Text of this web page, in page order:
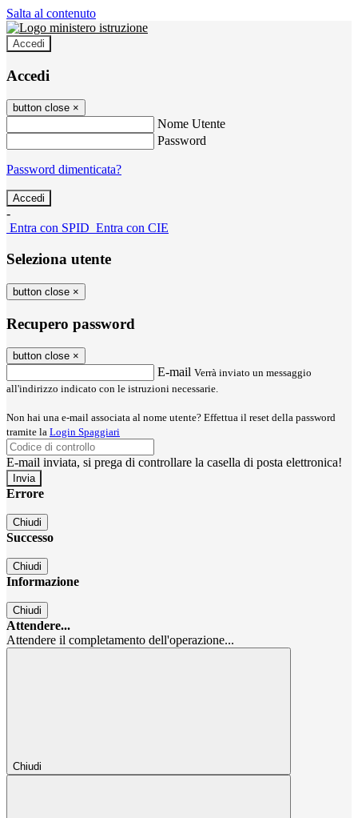
Salta al contenuto
Accedi
Accedi
button close ×
Nome Utente
Password
Password dimenticata?
-
Entra con SPID Entra con CIE
Seleziona utente
button close ×
Recupero password
button close ×
E-mail Verrà inviato un messaggio
all'indirizzo indicato con le istruzioni necessarie.
Non hai una e-mail associata al nome utente? Effettua il reset della password
tramite la Login Spaggiari
E-mail inviata, si prega di controllare la casella di posta elettronica!
Errore
Chiudi
Successo
Chiudi
Informazione
Chiudi
Attendere...
Attendere il completamento dell'operazione...
Chiudi